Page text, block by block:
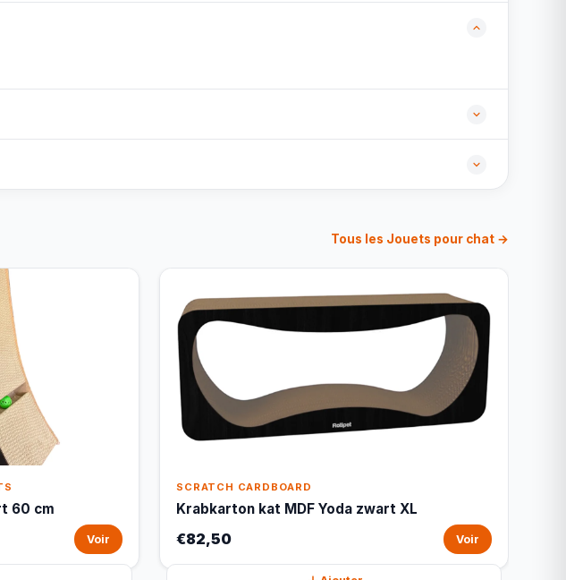
Tous les Jouets pour chat →
60 cm
Voir
SCRATCH CARDBOARD
Krabkarton kat MDF Yoda zwart XL
€82,50 Voir